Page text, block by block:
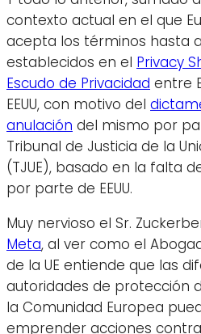
contexto actual en el que
acepta los términos hasta
establecidos en el Privacy
Escudo de Privacidad entre
EEUU, con motivo del
anulación del mismo por
Tribunal de Justicia de la
(TJUE), basado en la falta
por parte de EEUU.
Muy nervioso el Sr.
Meta, al ver como el
de la UE entiende que las
autoridades de protección
la Comunidad Europea
emprender acciones